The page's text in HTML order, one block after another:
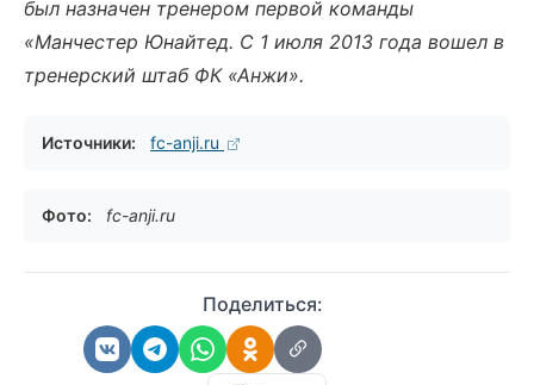
был назначен тренером первой команды
«Манчестер Юнайтед. С 1 июля 2013 года вошел в
тренерский штаб ФК «Анжи».
Источники: fc-anji.ru
Фото: fc-anji.ru
Поделиться: